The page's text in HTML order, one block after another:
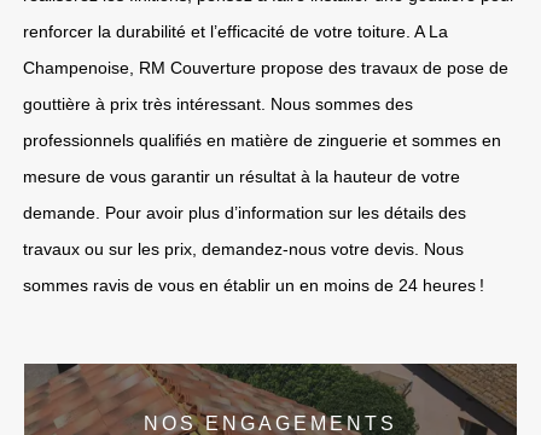
renforcer la durabilité et l’efficacité de votre toiture. A La
Champenoise, RM Couverture propose des travaux de pose de
gouttière à prix très intéressant. Nous sommes des
professionnels qualifiés en matière de zinguerie et sommes en
mesure de vous garantir un résultat à la hauteur de votre
demande. Pour avoir plus d’information sur les détails des
travaux ou sur les prix, demandez-nous votre devis. Nous
sommes ravis de vous en établir un en moins de 24 heures !
NOS ENGAGEMENTS